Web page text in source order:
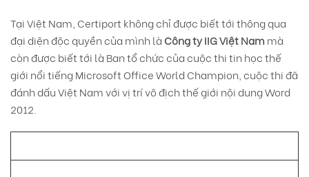
Tại Việt Nam, Certiport không chỉ được biết tới thông qua
đại diện độc quyền của mình là Công ty IIG Việt Nam mà
còn được biết tới là Ban tổ chức của cuộc thi tin học thế
giới nổi tiếng Microsoft Office World Champion, cuộc thi đã
đánh dấu Việt Nam với vị trí vô địch thế giới nội dung Word
2012.